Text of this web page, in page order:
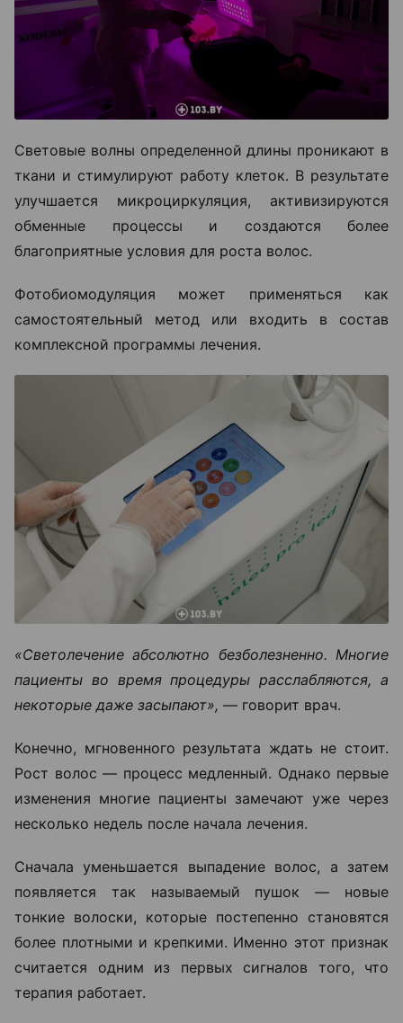
Световые волны определенной длины проникают в
ткани и стимулируют работу клеток. В результате
улучшается микроциркуляция, активизируются
обменные процессы и создаются более
благоприятные условия для роста волос.
Фотобиомодуляция может применяться как
самостоятельный метод или входить в состав
комплексной программы лечения.
«Светолечение абсолютно безболезненно. Многие
пациенты во время процедуры расслабляются, а
некоторые даже засыпают», — говорит врач.
Конечно, мгновенного результата ждать не стоит.
Рост волос — процесс медленный. Однако первые
изменения многие пациенты замечают уже через
несколько недель после начала лечения.
Сначала уменьшается выпадение волос, а затем
появляется так называемый пушок — новые
тонкие волоски, которые постепенно становятся
более плотными и крепкими. Именно этот признак
считается одним из первых сигналов того, что
терапия работает.